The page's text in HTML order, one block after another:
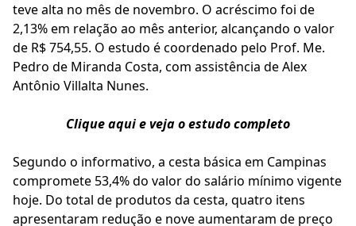
teve alta no mês de novembro. O acréscimo foi de
2,13% em relação ao mês anterior, alcançando o valor
de R$ 754,55. O estudo é coordenado pelo Prof. Me.
Pedro de Miranda Costa, com assistência de Alex
Antônio Villalta Nunes.
Clique aqui e veja o estudo completo
Segundo o informativo, a cesta básica em Campinas
compromete 53,4% do valor do salário mínimo vigente
hoje. Do total de produtos da cesta, quatro itens
apresentaram redução e nove aumentaram de preço